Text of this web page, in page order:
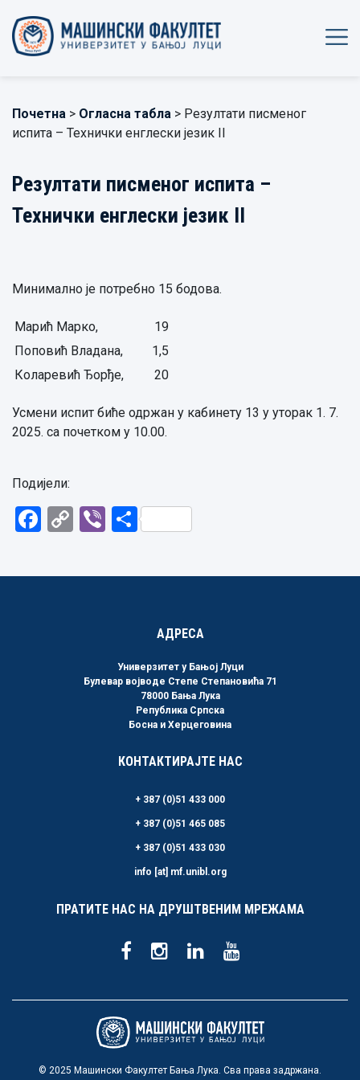
Почетна > Огласна табла > Резултати писменог
испита – Технички енглески језик II
Резултати писменог испита –
Технички енглески језик II
Минимално је потребно 15 бодова.
Марић Марко,
19
Поповић Владана,
1,5
Коларевић Ђорђе,
20
Усмени испит биће одржан у кабинету 13 у уторак 1. 7.
2025. са почетком у 10.00.
Подијели:
Facebook
CopyViberShare
АДРЕСА
Универзитет у Бањој Луци
Булевар војводе Степе Степановића 71
78000 Бања Лука
Република Српска
Босна и Херцеговина
КОНТАКТИРАЈТЕ НАС
+ 387 (0)51 433 000
+ 387 (0)51 465 085
+ 387 (0)51 433 030
info [at] mf.unibl.org
ПРАТИТЕ НАС НА ДРУШТВЕНИМ МРЕЖАМА
© 2025 Машински Факултет Бања Лука. Сва права задржана.